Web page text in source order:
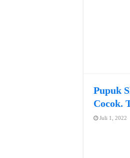
Pupuk
Cocok.
Juli 1, 2022